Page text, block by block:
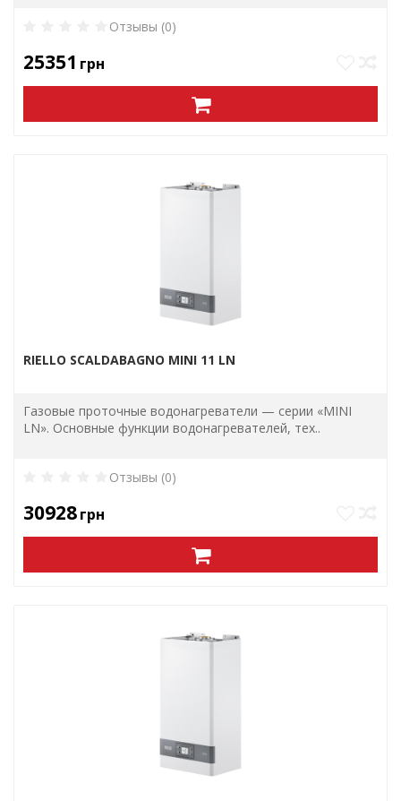
Отзывы (0)
25351 грн
RIELLO SCALDABAGNO MINI 11 LN
Газовые проточные водонагреватели — серии «MINI
LN». Основные функции водонагревателей, тех..
Отзывы (0)
30928грн